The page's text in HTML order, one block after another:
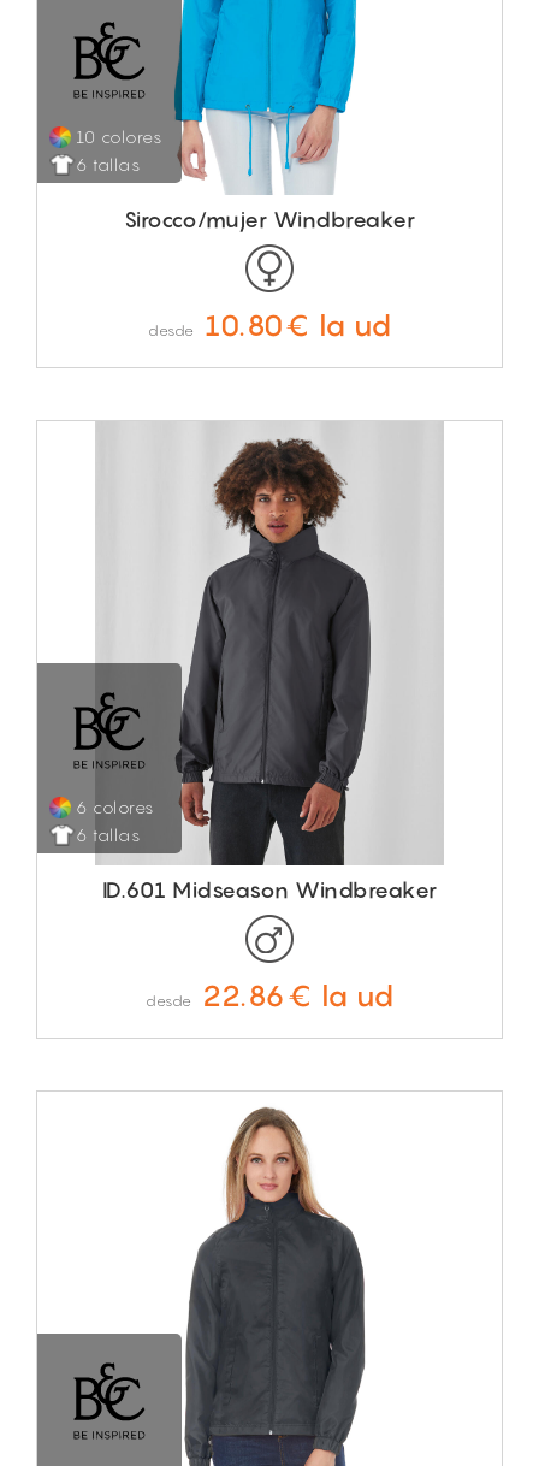
10 colores
6 tallas
Sirocco/mujer Windbreaker
desde 10.80€ la ud
6 colores
6 tallas
ID.601 Midseason Windbreaker
desde 22.86€ la ud